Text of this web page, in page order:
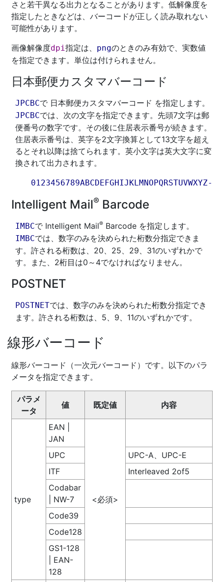
さと若干異なる出力となることがあります。低解像度を
指定したときなどは、バーコードが正しく読み取れない
可能性があります。
画像解像度dpi指定は、 pngのときのみ有効で、実数値
を指定できます。単位は付けられません。
日本郵便カスタマバーコード
JPCBCで 日本郵便カスタマバーコード を指定します。
JPCBCでは、次の文字を指定できます。先頭7文字は郵
便番号の数字です。その後に住居表示番号が続きます。
住居表示番号は、英字を2文字換算として13文字を超え
るとそれ以降は捨てられます。英小文字は英大文字に変
換されて出力されます。
0123456789ABCDEFGHIJKLMNOPQRSTUVWXYZ-
Intelligent Mail® Barcode
IMBCで Intelligent Mail® Barcode を指定します。
IMBCでは、数字のみを決められた桁数分指定できま
す。許される桁数は、20、25、29、31のいずれかで
す。また、2桁目は0～4でなければなりません。
POSTNET
POSTNETでは、数字のみを決められた桁数分指定でき
ます。許される桁数は、5、9、11のいずれかです。
線形バーコード
線形バーコード（一次元バーコード）です。以下のパラ
メータを指定できます。
パラメ
ータ
値 既定値 内容
type
EAN |
JAN
<必須>
UPC
UPC-A、UPC-E
ITF
Interleaved 2of5
Codabar
| NW-7
Code39
Code128
GS1-128
| EAN-
128